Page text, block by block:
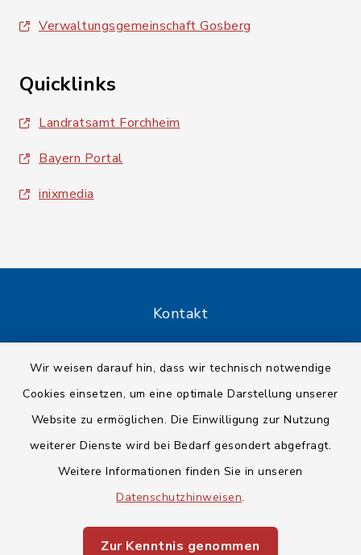
Wir weisen darauf hin, dass wir technisch notwendige
Cookies einsetzen, um eine optimale Darstellung unserer
Website zu ermöglichen. Die Einwilligung zur Nutzung
weiterer Dienste wird bei Bedarf gesondert abgefragt.
Weitere Informationen finden Sie in unseren
Datenschutzhinweisen.
Zur Kenntnis genommen
Verwaltungsgemeinschaft Gosberg
Quicklinks
Landratsamt Forchheim
Bayern Portal
inixmedia
Kontakt
Datenschutz
Impressum
Sitemap
Cookie-Einstellungen